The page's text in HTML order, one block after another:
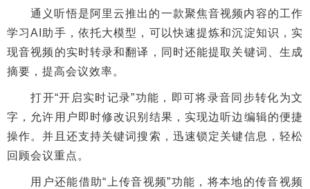
通义听悟是阿里云推出的一款聚焦音视频内容的工作
学习AI助手，依托大模型，可以快速提炼和沉淀知识，实
现音视频的实时转录和翻译，同时还能提取关键词、生成
摘要，提高会议效率。
打开“开启实时记录”功能，即可将录音同步转化为文
字，允许用户即时修改识别结果，实现边听边编辑的便捷
操作。并且还支持关键词搜索，迅速锁定关键信息，轻松
回顾会议重点。
用户还能借助“上传音视频”功能，将本地的传音视频